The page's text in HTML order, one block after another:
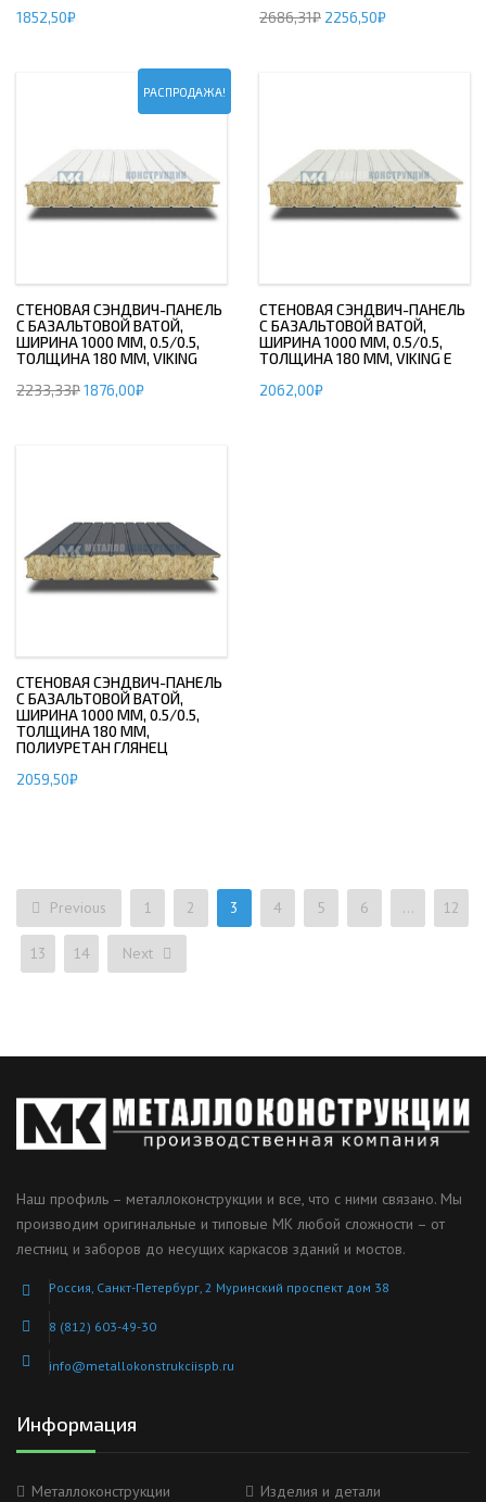
1852,50₽ 2686,31₽ 2256,50₽
РАСПРОДАЖА!
СТЕНОВАЯ СЭНДВИЧ-ПАНЕЛЬ
С БАЗАЛЬТОВОЙ ВАТОЙ,
ШИРИНА 1000 ММ, 0.5/0.5,
ТОЛЩИНА 180 ММ, VIKING
2233,33₽1876,00₽
СТЕНОВАЯ СЭНДВИЧ-ПАНЕЛЬ
С БАЗАЛЬТОВОЙ ВАТОЙ,
ШИРИНА 1000 ММ, 0.5/0.5,
ТОЛЩИНА 180 ММ, VIKING E
2062,00₽
СТЕНОВАЯ СЭНДВИЧ-ПАНЕЛЬ
С БАЗАЛЬТОВОЙ ВАТОЙ,
ШИРИНА 1000 ММ, 0.5/0.5,
ТОЛЩИНА 180 ММ,
ПОЛИУРЕТАН ГЛЯНЕЦ
2059,50₽
Previous 1 2 3 4 5 6 … 12
13 14 Next
Наш профиль – металлоконструкции и все, что с ними связано. Мы
производим оригинальные и типовые МК любой сложности – от
лестниц и заборов до несущих каркасов зданий и мостов.
Россия, Санкт-Петербург, 2 Муринский проспект дом 38
8 (812) 603-49-30
info@metallokonstrukciispb.ru
Информация
Металлоконструкции Изделия и детали